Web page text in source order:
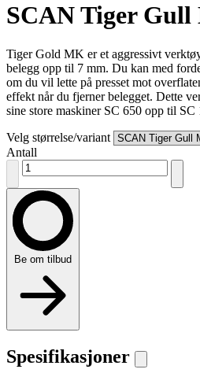
SCAN Tiger
Tiger Gold MK er et aggressivt
belegg opp til 7 mm. Du kan med
om du vil lette på presset mot
effekt når du fjerner belegget. Dette
sine store maskiner SC 650 opp til
Velg størrelse/variant
Antall
Be om tilbud
Spesifikasjoner